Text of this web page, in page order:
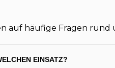
auf häufige Fragen rund
EINSATZ?